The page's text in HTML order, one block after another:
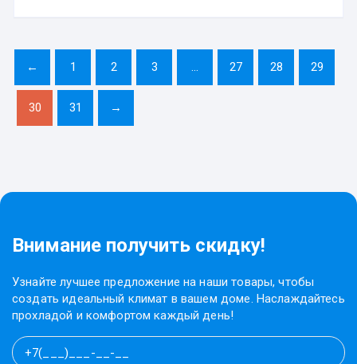
← 1 2 3 … 27 28 29
30 31 →
Внимание получить скидку!
Узнайте лучшее предложение на наши товары, чтобы
создать идеальный климат в вашем доме. Наслаждайтесь
прохладой и комфортом каждый день!